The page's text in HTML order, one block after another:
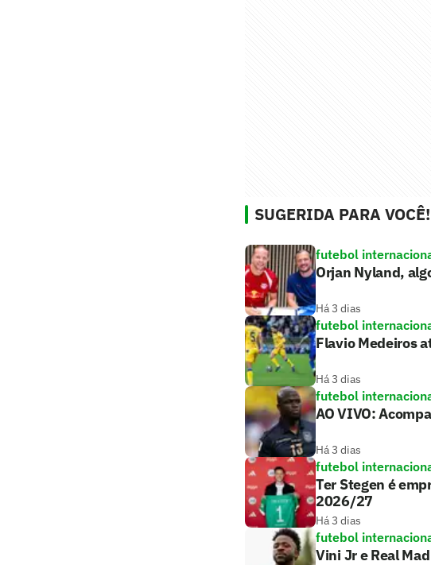
SUGERIDA PARA VOCÊ!
futebol
Orjan Nyland,
Há 3 dias
futebol
Flavio Medeiros
Há 3 dias
futebol
AO VIVO:
Há 3 dias
futebol
Ter Stegen é
2026/27
Há 3 dias
futebol
Vini Jr e Real